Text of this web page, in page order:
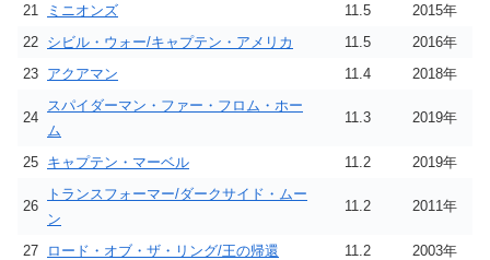
21
ミニオンズ 11.5
2015年
22 シビル・ウォー/キャプテン・アメリカ 11.5
2016年
23 アクアマン 11.4 2018年
24
スパイダーマン・ファー・フロム・ホー
ム
11.3 2019年
25 キャプテン・マーベル 11.2 2019年
26
トランスフォーマー/ダークサイド・ムー
ン
11.2 2011年
27 ロード・オブ・ザ・リング/王の帰還 11.2 2003年